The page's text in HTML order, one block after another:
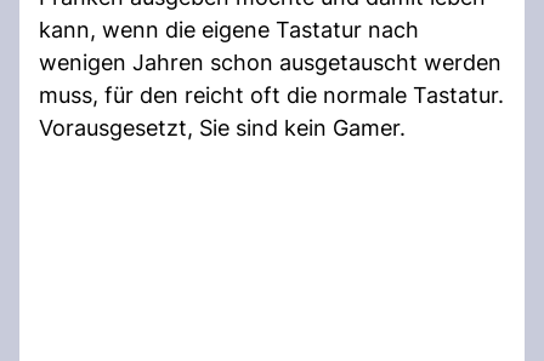
kann, wenn die eigene Tastatur nach
wenigen Jahren schon ausgetauscht werden
muss, für den reicht oft die normale Tastatur.
Vorausgesetzt, Sie sind kein Gamer.